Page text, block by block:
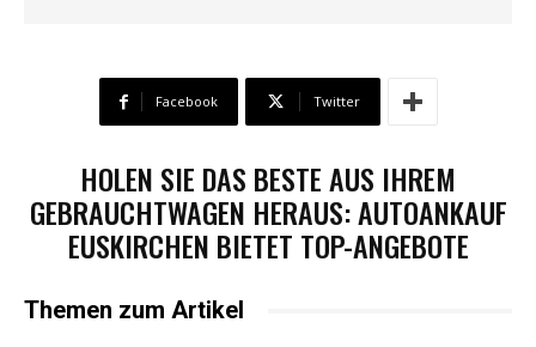
Facebook Twitter
HOLEN SIE DAS BESTE AUS IHREM
GEBRAUCHTWAGEN HERAUS: AUTOANKAUF
EUSKIRCHEN BIETET TOP-ANGEBOTE
Themen zum Artikel